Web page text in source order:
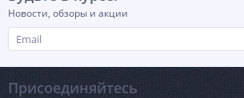
Новости, обзоры и акции
Присоединяйтесь